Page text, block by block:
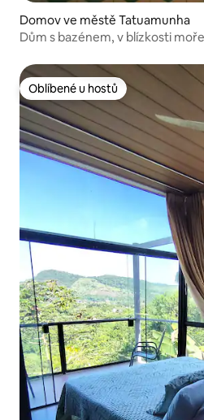
Domov ve městě Tatuamunha
Dům s bazénem, v blízkosti
Oblíbené u hostů
Oblíbené u hostů